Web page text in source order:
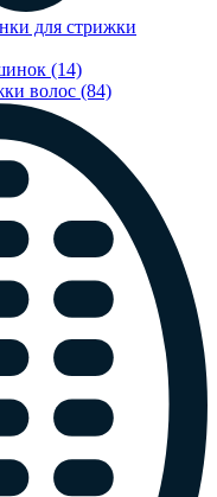
для стрижки
(14)
волос (84)